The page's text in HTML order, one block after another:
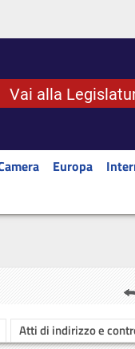
Vai alla
Europa
Atti di indirizzo e